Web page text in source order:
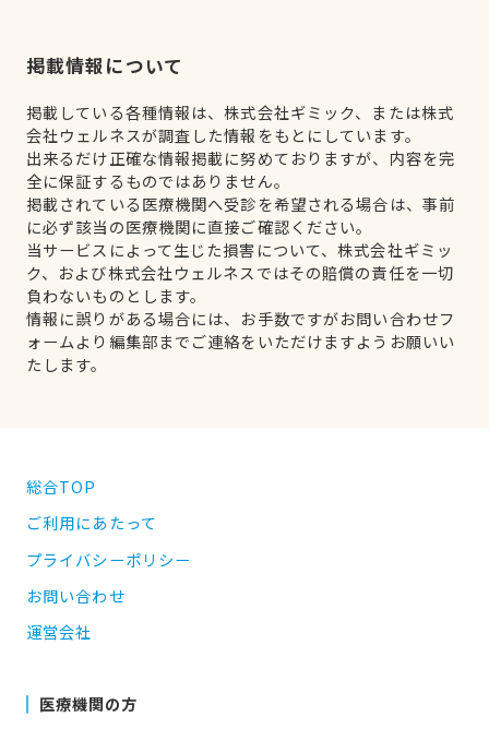
掲載情報について
掲載している各種情報は、株式会社ギミック、または株式
会社ウェルネスが調査した情報をもとにしています。
出来るだけ正確な情報掲載に努めておりますが、内容を完
全に保証するものではありません。
掲載されている医療機関へ受診を希望される場合は、事前
に必ず該当の医療機関に直接ご確認ください。
当サービスによって生じた損害について、株式会社ギミッ
ク、および株式会社ウェルネスではその賠償の責任を一切
負わないものとします。
情報に誤りがある場合には、お手数ですがお問い合わせフ
ォームより編集部までご連絡をいただけますようお願いい
たします。
総合TOP
ご利用にあたって
プライバシーポリシー
お問い合わせ
運営会社
医療機関の方